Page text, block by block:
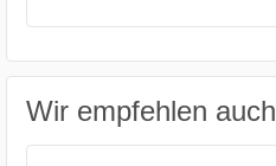
Wir empfehlen auch